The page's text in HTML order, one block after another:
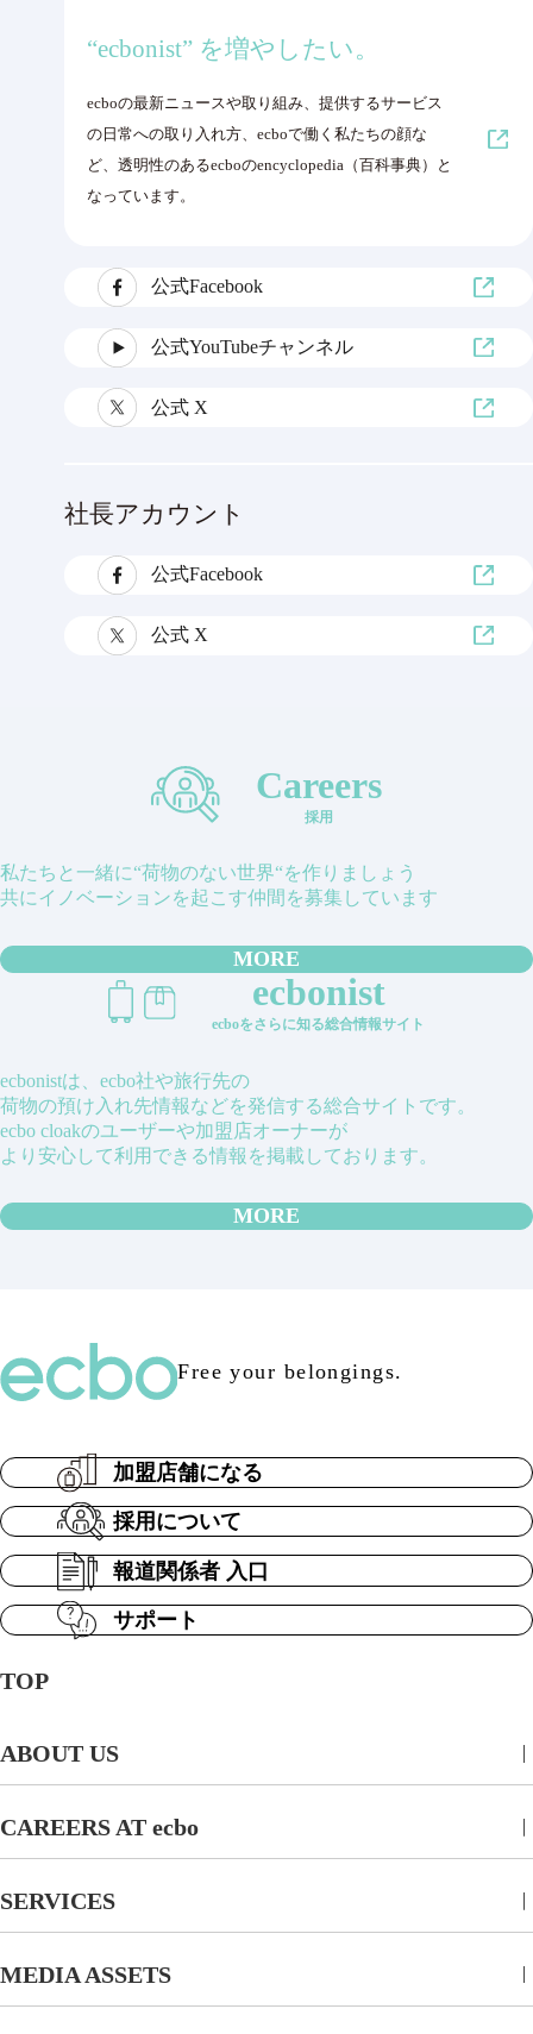
“ecbonist” を増やしたい。
ecboの最新ニュースや取り組み、提供するサービス
の日常への取り入れ方、ecboで働く私たちの顔な
ど、透明性のあるecboのencyclopedia（百科事典）と
なっています。
公式Facebook
公式YouTubeチャンネル
公式 X
社長アカウント
公式Facebook
公式 X
Careers
採用
私たちと一緒に“荷物のない世界“を作りましょう
共にイノベーションを起こす仲間を募集しています
MORE
ecbonist
ecboをさらに知る総合情報サイト
ecbonistは、ecbo社や旅行先の
荷物の預け入れ先情報などを発信する総合サイトです。
ecbo cloakのユーザーや加盟店オーナーが
より安心して利用できる情報を掲載しております。
MORE
Free your belongings.
TOP
ABOUT US
CAREERS AT ecbo
SERVICES
MEDIA ASSETS
加盟店舗になる
採用について
報道関係者 入口
サポート